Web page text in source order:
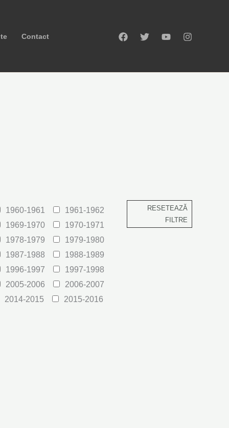
Contact
1960-1961
1961-1962
1969-1970
1970-1971
1978-1979
1979-1980
1987-1988
1988-1989
1996-1997
1997-1998
2005-2006
2006-2007
2014-2015
2015-2016
RESETEAZĂ
FILTRE